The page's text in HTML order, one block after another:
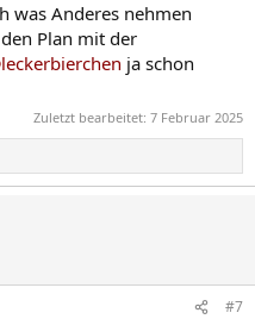
was Anderes nehmen
Plan mit der
ja schon
Zuletzt bearbeitet: 7 Februar 2025
#7